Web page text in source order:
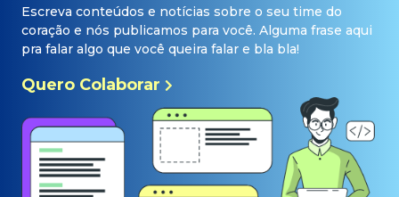
Escreva conteúdos e notícias sobre o seu time do
coração e nós publicamos para você. Alguma frase aqui
pra falar algo que você queira falar e bla bla!
Quero Colaborar